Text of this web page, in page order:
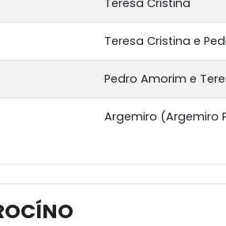
Teresa Cristina
Teresa Cristina e
Pedro Amorim e
Argemiro (Argemiro